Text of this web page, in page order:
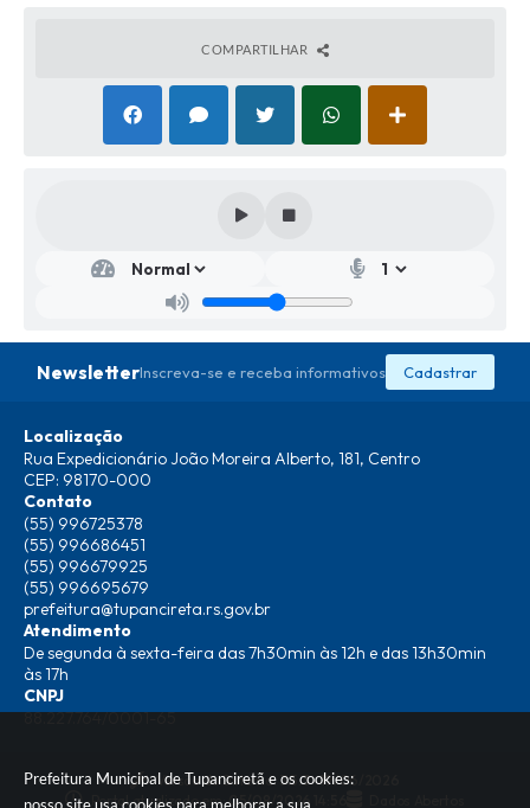
Prefeitura Municipal de Tupanciretã e os cookies:
COMPARTILHAR
NewsletterInscreva-se e receba informativos Cadastrar
Localização
Rua Expedicionário João Moreira Alberto, 181, Centro
CEP: 98170-000
Contato
(55) 996725378
(55) 996686451
(55) 996679925
(55) 996695679
prefeitura@tupancireta.rs.gov.br
Atendimento
De segunda à sexta-feira das 7h30min às 12h e das 13h30min
às 17h
CNPJ
88.227.764/0001-65
Versão do Sistema: 3.5.3 - 19/06/2026
Portal atualizado em:05/08/2026 14:56